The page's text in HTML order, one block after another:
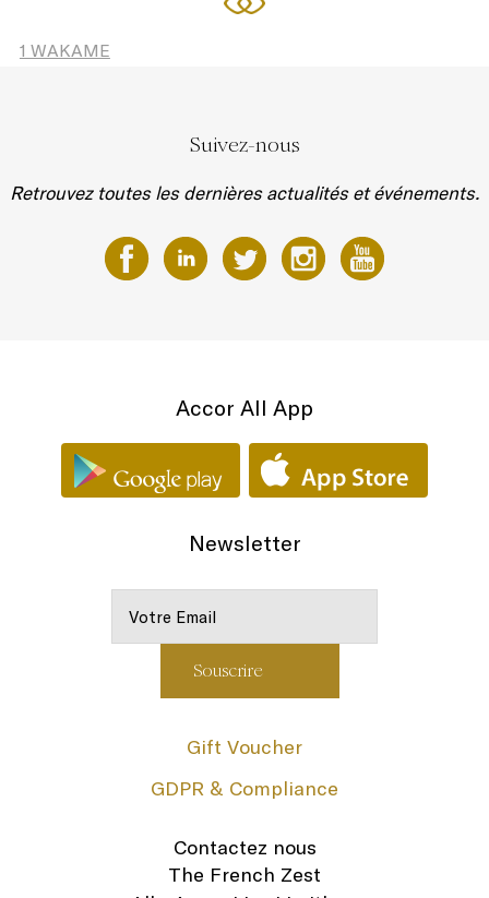
1 WAKAME
Suivez-nous
Retrouvez toutes les dernières actualités et événements.
Accor All App
Newsletter
Gift Voucher
GDPR & Compliance
Contactez nous
The French Zest